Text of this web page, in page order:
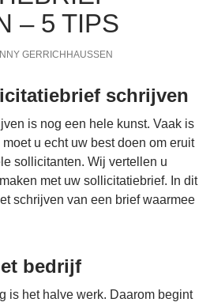
– 5 TIPS
GERRICHHAUSSEN
schrijven
is nog een hele kunst. Vaak is
u echt uw best doen om eruit
sollicitanten. Wij vertellen u
met uw sollicitatiebrief. In dit
schrijven van een brief waarmee
bedrijf
is het halve werk. Daarom begint